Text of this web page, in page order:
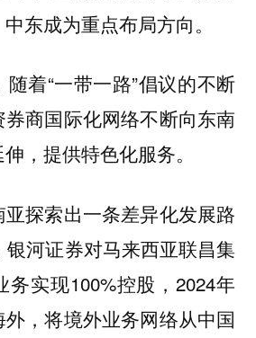
东成为重点布局方向。
着“一带一路”倡议的不断
商国际化网络不断向东南
，提供特色化服务。
探索出一条差异化发展路
银河证券对马来西亚联昌集
务实现100%控股，2024年
，将境外业务网络从中国